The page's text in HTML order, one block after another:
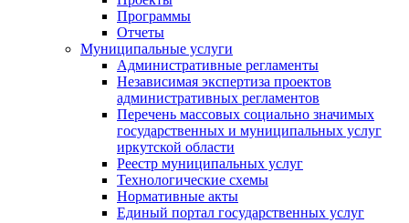
Программы
Отчеты
Муниципальные услуги
Административные регламенты
Независимая экспертиза проектов
административных регламентов
Перечень массовых социально значимых
государственных и муниципальных услуг
иркутской области
Реестр муниципальных услуг
Технологические схемы
Нормативные акты
Единый портал государственных услуг